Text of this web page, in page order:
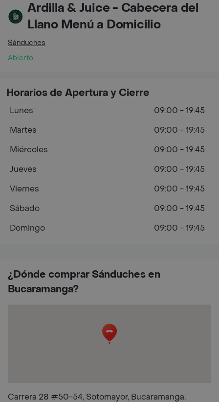
Ardilla & Juice - Cabecera del
Llano Menú a Domicilio
Sánduches
Abierto
¿Dónde comprar Sánduches en
Bucaramanga?
Carrera 28 #50-54, Sotomayor, Bucaramanga,
Horarios de Apertura y Cierre
Lunes
09:00 - 19:45
Martes
09:00 - 19:45
Miércoles
09:00 - 19:45
Jueves
09:00 - 19:45
Viernes
09:00 - 19:45
Sábado
09:00 - 19:45
Domingo
09:00 - 19:45